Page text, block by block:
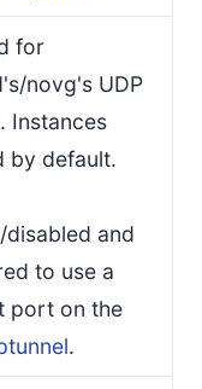
for
novg's UDP
Instances
by default.
disabled and
to use a
port on the
.